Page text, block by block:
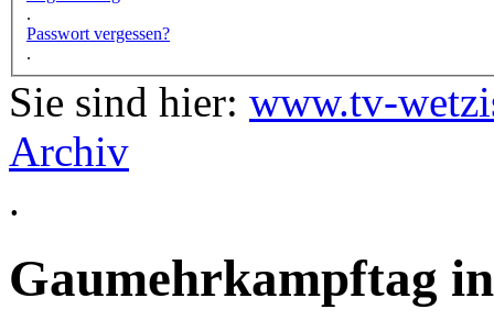
.
Passwort vergessen?
.
Sie sind hier: www.tv-
Archiv
.
Gaumehrkampftag